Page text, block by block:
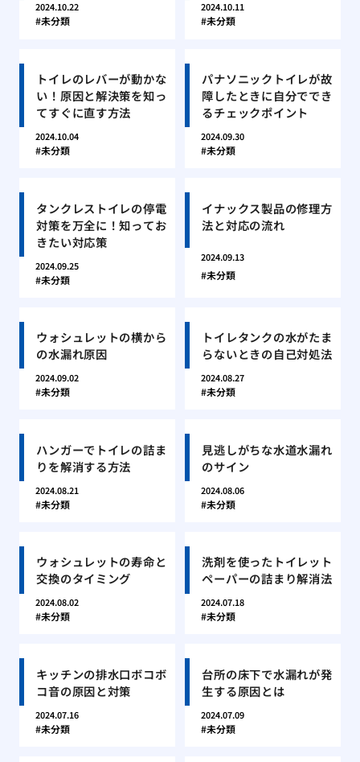
2024.10.22
未分類
2024.10.11
未分類
トイレのレバーが動かな
い！原因と解決策を知っ
てすぐに直す方法
2024.10.04
未分類
パナソニックトイレが故
障したときに自分ででき
るチェックポイント
2024.09.30
未分類
タンクレストイレの停電
対策を万全に！知ってお
きたい対応策
2024.09.25
未分類
イナックス製品の修理方
法と対応の流れ
2024.09.13
未分類
ウォシュレットの横から
の水漏れ原因
2024.09.02
未分類
トイレタンクの水がたま
らないときの自己対処法
2024.08.27
未分類
ハンガーでトイレの詰ま
りを解消する方法
2024.08.21
未分類
見逃しがちな水道水漏れ
のサイン
2024.08.06
未分類
ウォシュレットの寿命と
交換のタイミング
2024.08.02
未分類
洗剤を使ったトイレット
ペーパーの詰まり解消法
2024.07.18
未分類
キッチンの排水口ボコボ
コ音の原因と対策
2024.07.16
未分類
台所の床下で水漏れが発
生する原因とは
2024.07.09
未分類